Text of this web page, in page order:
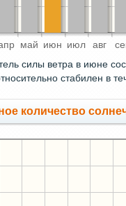
май июн июл авг
силы ветра в июне
стабилен в
количество